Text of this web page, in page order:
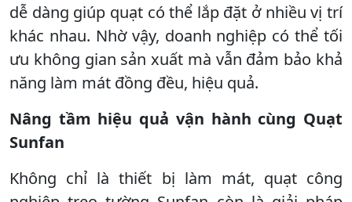
dễ dàng giúp quạt có thể lắp đặt ở nhiều vị trí
khác nhau. Nhờ vậy, doanh nghiệp có thể tối
ưu không gian sản xuất mà vẫn đảm bảo khả
năng làm mát đồng đều, hiệu quả.
Nâng tầm hiệu quả vận hành cùng Quạt
Sunfan
Không chỉ là thiết bị làm mát, quạt công